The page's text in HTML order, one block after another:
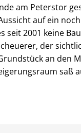
am Peterstor
auf ein
seit 2001 keine
der
an den
saß